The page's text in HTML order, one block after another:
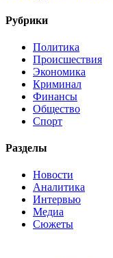
Рубрики
Политика
Происшествия
Экономика
Криминал
Финансы
Общество
Спорт
Разделы
Новости
Аналитика
Интервью
Медиа
Сюжеты